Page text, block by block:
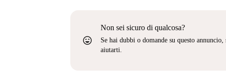
sentiment_very_satisfied
Non sei sicuro di qualcosa?
Se hai dubbi o domande su questo
aiutarti.